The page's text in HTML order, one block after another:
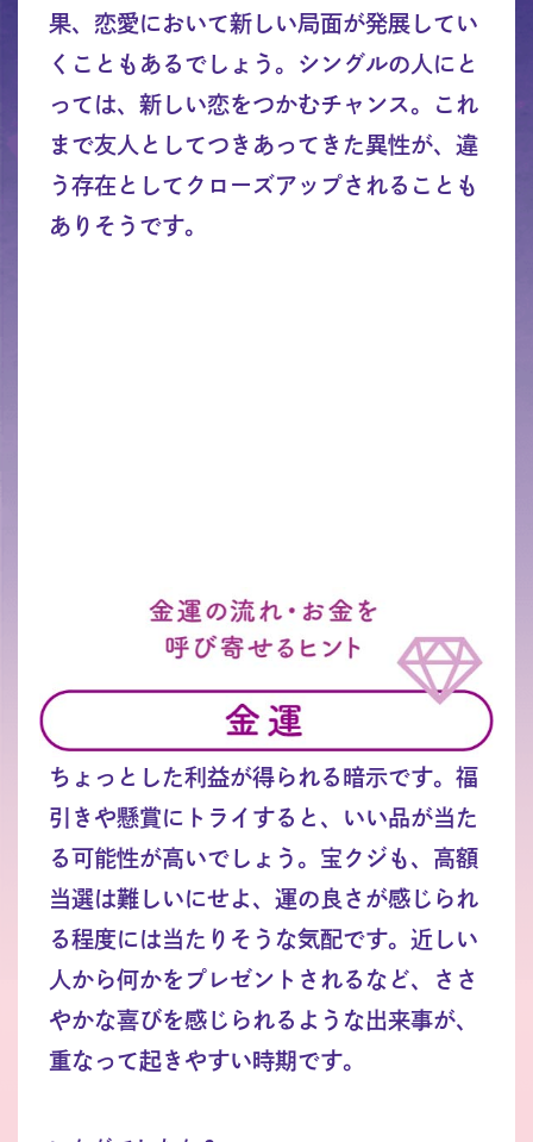
果、恋愛において新しい局面が発展してい
くこともあるでしょう。シングルの人にと
っては、新しい恋をつかむチャンス。これ
まで友人としてつきあってきた異性が、違
う存在としてクローズアップされることも
ありそうです。
ちょっとした利益が得られる暗示です。福
引きや懸賞にトライすると、いい品が当た
る可能性が高いでしょう。宝クジも、高額
当選は難しいにせよ、運の良さが感じられ
る程度には当たりそうな気配です。近しい
人から何かをプレゼントされるなど、ささ
やかな喜びを感じられるような出来事が、
重なって起きやすい時期です。